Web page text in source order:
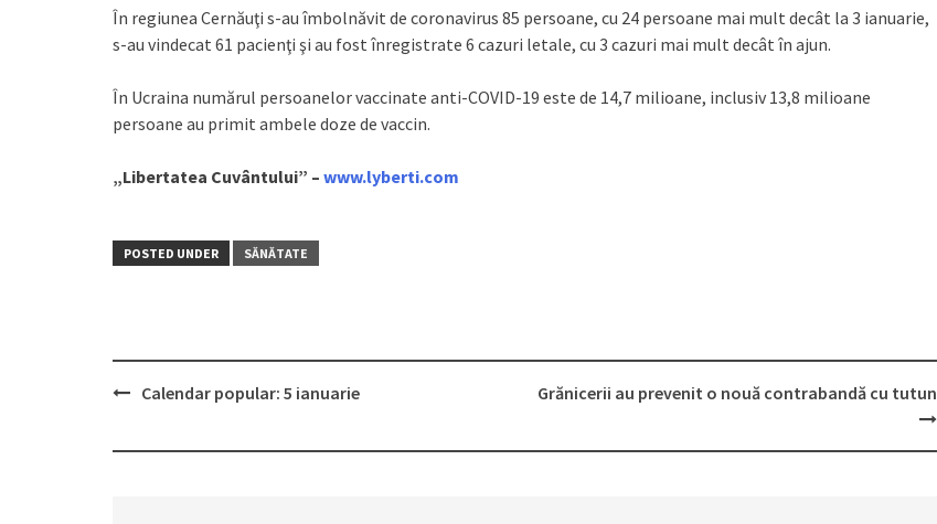
În regiunea Cernăuţi s-au îmbolnăvit de coronavirus 85 persoane, cu 24 persoane mai mult decât la 3 ianuarie,
s-au vindecat 61 pacienţi şi au fost înregistrate 6 cazuri letale, cu 3 cazuri mai mult decât în ajun.
În Ucraina numărul persoanelor vaccinate anti-COVID-19 este de 14,7 milioane, inclusiv 13,8 milioane
persoane au primit ambele doze de vaccin.
„Libertatea Cuvântului” – www.lyberti.com
POSTED UNDER SĂNĂTATE
navigation
Calendar popular: 5 ianuarie Grănicerii au prevenit o nouă contrabandă cu tutun